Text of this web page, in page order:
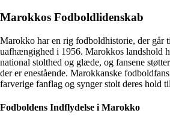
Marokkos Fodboldlidenskab
Marokko har en rig fodboldhistorie, der går
uafhængighed i 1956. Marokkos landshold
national stolthed og glæde, og fansene
der er enestående. Marokkanske
farverige fanflag og synger stolt deres hold
Fodboldens Indflydelse i Marokko